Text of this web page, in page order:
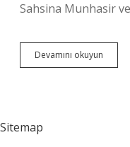
Sahsina Munhasir
Devamını okuyun
Ait
Sitemap